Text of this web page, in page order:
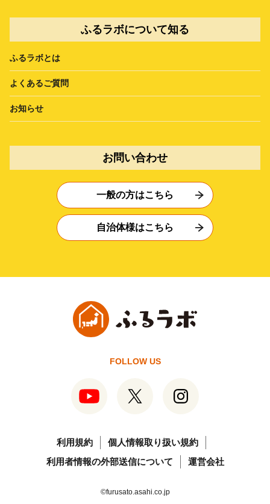
ふるラボについて知る
ふるラボとは
よくあるご質問
お知らせ
お問い合わせ
一般の方はこちら
自治体様はこちら
FOLLOW US
利用規約
個人情報取り扱い規約
利用者情報の外部送信について
運営会社
©furusato.asahi.co.jp